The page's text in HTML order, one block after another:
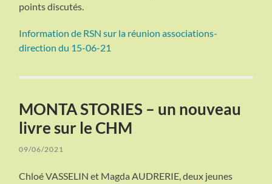
points discutés.
Information de RSN sur la réunion associations-
direction du 15-06-21
MONTA STORIES – un nouveau
livre sur le CHM
09/06/2021
Chloé VASSELIN et Magda AUDRERIE, deux jeunes